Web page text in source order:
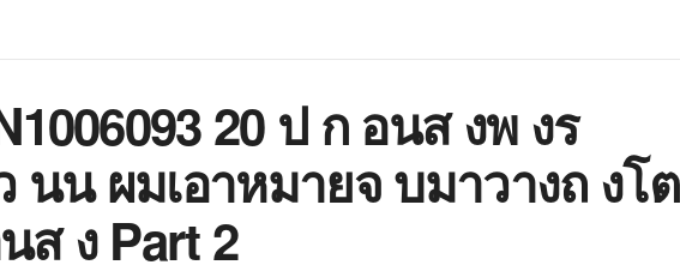
20 ป ก อนส งพ งร
น ผมเอาหมายจ บมาวางถ งโต
ส ง Part 2